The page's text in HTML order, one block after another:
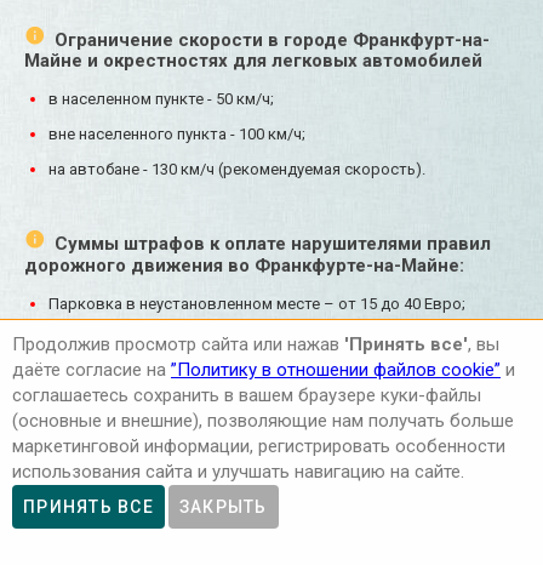
Ограничение скорости в городе Франкфурт-на-
Майне и окрестностях для легковых автомобилей
в населенном пункте - 50 км/ч;
вне населенного пункта - 100 км/ч;
на автобане - 130 км/ч (рекомендуемая скорость).
Суммы штрафов к оплате нарушителями правил
дорожного движения во Франкфурте-на-Майне:
Парковка в неустановленном месте – от 15 до 40 Евро;
Превышение скорости в населённых пунктах – от 15 до 680
Проезд перекрестка на запрещающий сигнал светофора –
от 60 до 360 Евро.
Информации о Франкфурте-на-Майне и его
Продолжив просмотр сайта или нажав 'Принять все', вы
даёте согласие на ”Политику в отношении файлов cookie” и
соглашаетесь сохранить в вашем браузере куки-файлы
(основные и внешние), позволяющие нам получать больше
маркетинговой информации, регистрировать особенности
использования сайта и улучшать навигацию на сайте.
ПРИНЯТЬ ВСЕ ЗАКРЫТЬ